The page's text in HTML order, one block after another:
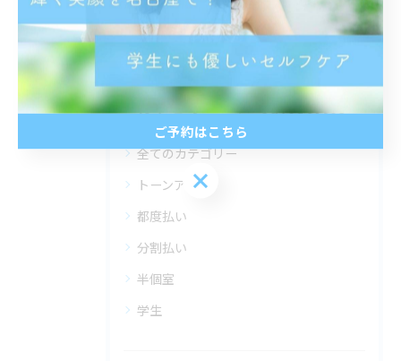
#名古屋
カテゴリー Categories
全てのカテゴリー
トーンアップ
都度払い
分割払い
半個室
学生
ご予約はこちら
ご予約はこちら